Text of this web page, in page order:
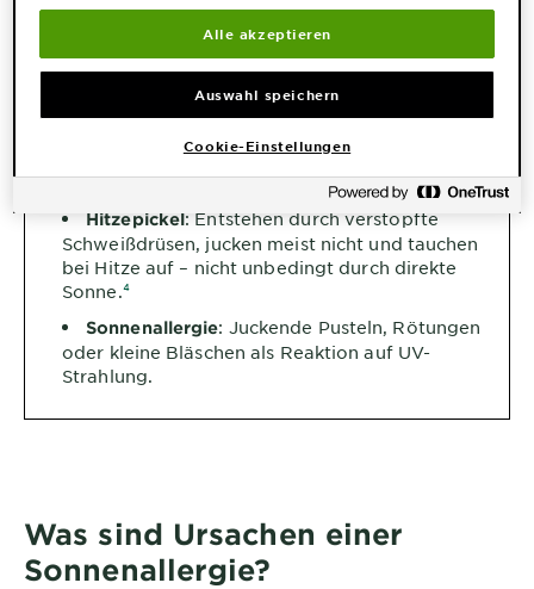
Achtung, Verwechslungsgefahr!
schnell mit Sonnenbrand oder Hitzepickeln
verwechselt werden. Hier ein kleiner Check:
und gespannt an – meist mit flächigen
Rötungen.
Hitzepickel: Entstehen durch verstopfte
Schweißdrüsen, jucken meist nicht und tauchen
bei Hitze auf – nicht unbedingt durch direkte
Sonne.⁴
Sonnenallergie: Juckende Pusteln, Rötungen
oder kleine Bläschen als Reaktion auf UV-
Strahlung.
Was sind Ursachen einer
Sonnenallergie?
Alle akzeptieren
Auswahl speichern
Cookie-Einstellungen